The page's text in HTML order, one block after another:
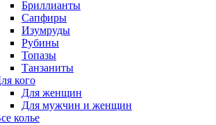
Бриллианты
Сапфиры
Изумруды
Рубины
Топазы
Танзаниты
кого
Для женщин
Для мужчин и женщин
колье